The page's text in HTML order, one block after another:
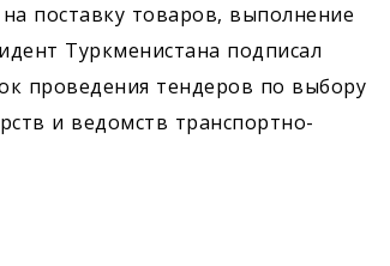
поставку товаров, выполнение
Туркменистана подписал
проведения тендеров по выбору
и ведомств транспортно-